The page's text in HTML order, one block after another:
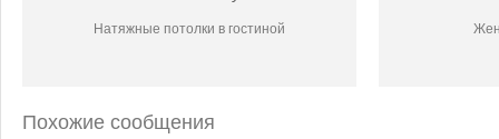
Натяжные потолки в гостиной
Похожие сообщения